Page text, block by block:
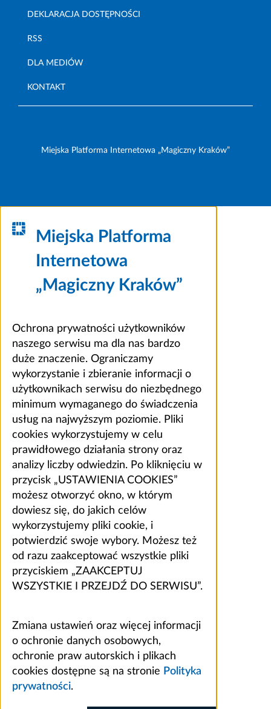
DEKLARACJA DOSTĘPNOŚCI
RSS
DLA MEDIÓW
KONTAKT
Miejska Platforma Internetowa „Magiczny Kraków”
Miejska Platforma
Internetowa
„Magiczny Kraków”
Ochrona prywatności użytkowników
naszego serwisu ma dla nas bardzo
duże znaczenie. Ograniczamy
wykorzystanie i zbieranie informacji o
użytkownikach serwisu do niezbędnego
minimum wymaganego do świadczenia
usług na najwyższym poziomie. Pliki
cookies wykorzystujemy w celu
prawidłowego działania strony oraz
analizy liczby odwiedzin. Po kliknięciu w
przycisk „USTAWIENIA COOKIES”
możesz otworzyć okno, w którym
dowiesz się, do jakich celów
wykorzystujemy pliki cookie, i
potwierdzić swoje wybory. Możesz też
od razu zaakceptować wszystkie pliki
przyciskiem „ZAAKCEPTUJ
WSZYSTKIE I PRZEJDŹ DO SERWISU”.
Zmiana ustawień oraz więcej informacji
o ochronie danych osobowych,
ochronie praw autorskich i plikach
cookies dostępne są na stronie Polityka
prywatności.